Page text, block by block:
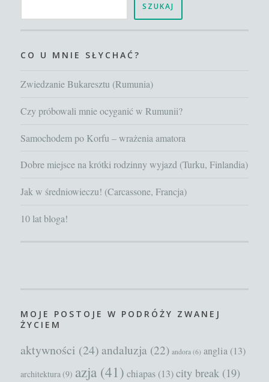
SZUKAJ
CO U MNIE SŁYCHAĆ?
Zwiedzanie Bukaresztu (Rumunia)
Czy próbowali mnie ocyganić w Rumunii?
Samochodem po Korfu – wrażenia amatora
Dobre miejsce na krótki rodzinny wyjazd (Turku, Finlandia)
Jak w średniowieczu! (Carcassone, Francja)
10 lat bloga!
MOJE POSTOJE W PODRÓŻY ZWANEJ
ŻYCIEM
aktywności (24) andaluzja (22) andora (6) anglia (13)
architektura(9) azja (41) chiapas (13) city break (19)